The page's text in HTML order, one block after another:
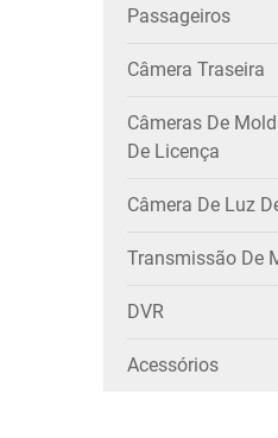
Passageiros
Câmera Traseira
Câmeras De
De Licença
Câmera De Luz
Transmissão De
DVR
Acessórios